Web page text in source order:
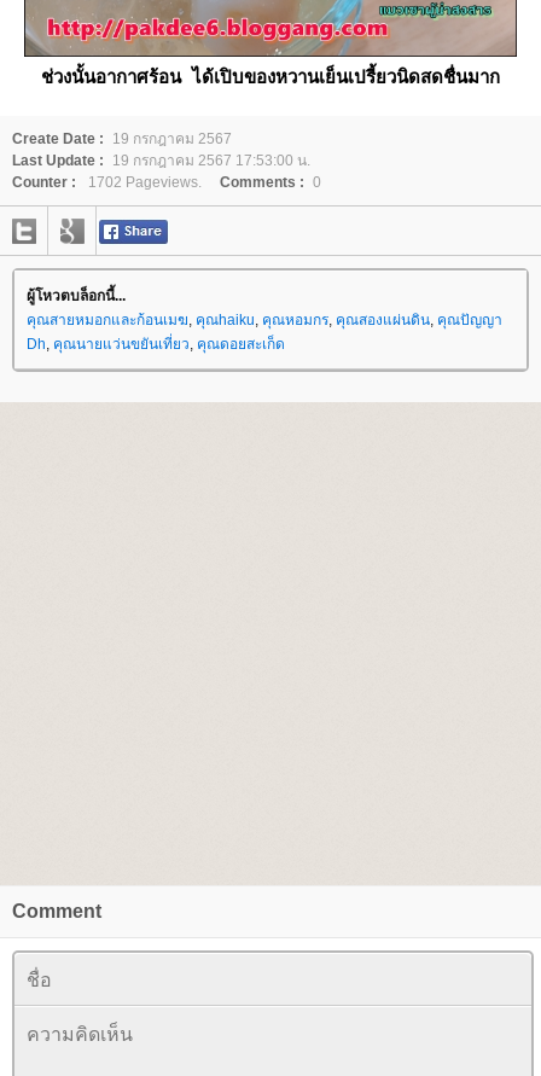
ช่วงนั้นอากาศร้อน ได้เปิบของหวานเย็นเปรี้ยวนิดสดชื่นมาก
Create Date :
19 กรกฎาคม 2567
Last Update :
19 กรกฎาคม 2567 17:53:00 น.
Counter :
1702 Pageviews. Comments : 0
ผู้โหวตบล็อกนี้...
คุณสายหมอกและก้อนเมฆ คุณhaiku คุณหอมกร คุณสองแผ่นดิน คุณปัญญา
Dh คุณนายแว่นขยันเที่ยว คุณดอยสะเก็ด
Comment